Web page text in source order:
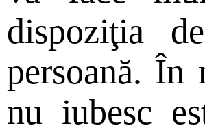
dispoziţia
persoană. În
nu iubesc